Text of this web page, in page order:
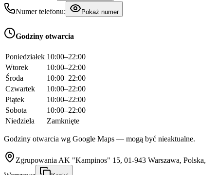
Numer telefonu: Pokaż numer
Godziny otwarcia
Poniedziałek 10:00–22:00
Wtorek
10:00–22:00
Środa
10:00–22:00
Czwartek
10:00–22:00
Piątek
10:00–22:00
Sobota
10:00–22:00
Niedziela
Zamknięte
Godziny otwarcia wg Google Maps — mogą być nieaktualne.
Zgrupowania AK "Kampinos" 15, 01-943 Warszawa, Polska,